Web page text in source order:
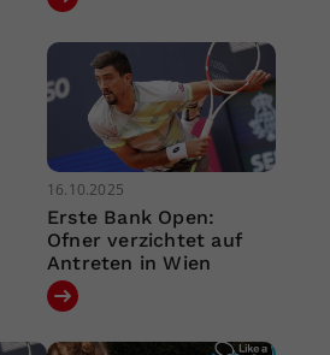
16.10.2025
Erste Bank Open:
Ofner verzichtet auf
Antreten in Wien